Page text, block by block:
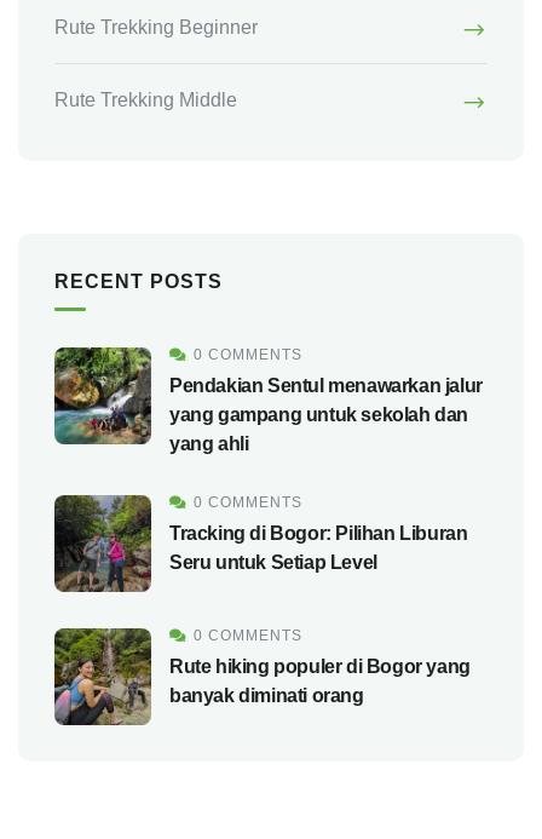
Rute Trekking Beginner
Rute Trekking Middle
RECENT POSTS
0 COMMENTS
Pendakian Sentul menawarkan jalur
yang gampang untuk sekolah dan
yang ahli
0 COMMENTS
Tracking di Bogor: Pilihan Liburan
Seru untuk Setiap Level
0 COMMENTS
Rute hiking populer di Bogor yang
banyak diminati orang